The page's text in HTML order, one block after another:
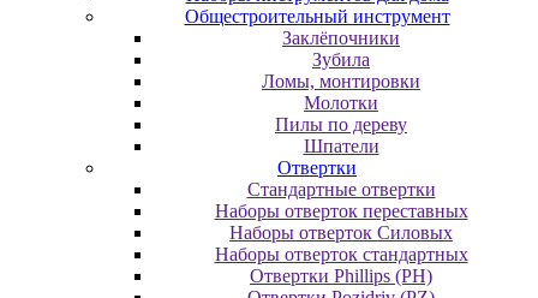
Общестроительный инструмент
Заклёпочники
Зубила
Ломы, монтировки
Молотки
Пилы по дереву
Шпатели
Отвертки
Cтандартные отвертки
Наборы отверток переставных
Наборы отверток Силовых
Наборы отверток стандартных
Отвертки Phillips (PH)